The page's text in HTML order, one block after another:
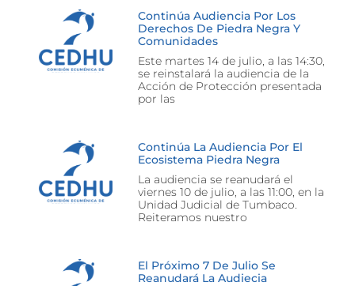
Continúa Audiencia Por Los
Derechos De Piedra Negra Y
Comunidades
Este martes 14 de julio, a las 14:30,
se reinstalará la audiencia de la
Acción de Protección presentada
por las
Continúa La Audiencia Por El
Ecosistema Piedra Negra
La audiencia se reanudará el
viernes 10 de julio, a las 11:00, en la
Unidad Judicial de Tumbaco.
Reiteramos nuestro
El Próximo 7 De Julio Se
Reanudará La Audiecia